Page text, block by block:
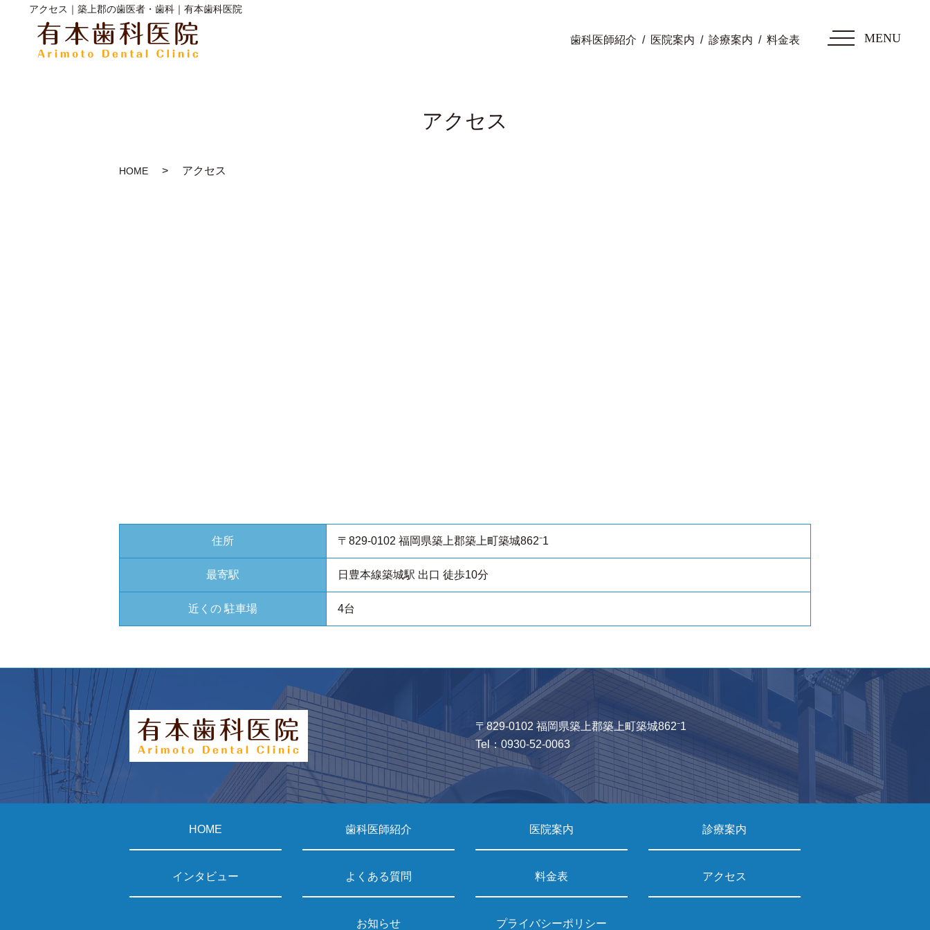
アクセス｜築上郡の歯医者・歯科｜有本歯科医院
歯科医師紹介 医院案内 診療案内 料金表 MENU
アクセス
HOME アクセス
住所 〒829-0102 福岡県築上郡築上町築城862⁻1
最寄駅 日豊本線築城駅 出口 徒歩10分
近くの 駐車場 4台
〒829-0102 福岡県築上郡築上町築城862⁻1
Tel： 0930-52-0063
HOME 歯科医師紹介 医院案内 診療案内
インタビュー よくある質問 料金表 アクセス
お知らせ プライバシーポリシー